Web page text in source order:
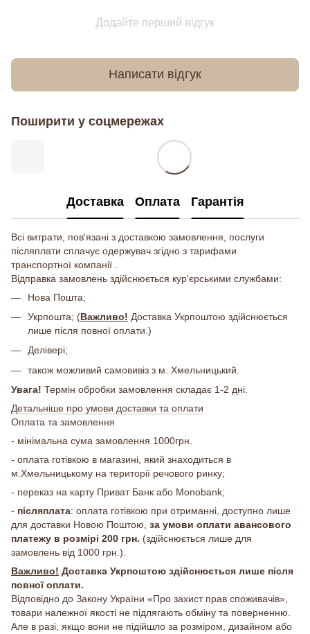
Додайте перший відгук
Написати відгук
Поширити у соцмережах
Доставка Оплата Гарантія
Всі витрати, пов'язані з доставкою замовлення, послуги
післяплати сплачує одержувач згідно з тарифами
транспортної компанії .
Відправка замовлень здійснюється кур'єрськими службами:
Нова Пошта;
Укрпошта; (Важливо! Доставка Укрпоштою здійснюється
лише після повної оплати.)
Делівері;
також можливий самовивіз з м. Хмельницький.
Увага! Термін обробки замовлення складає 1-2 дні.
Детальніше про умови доставки та оплати
Оплата та замовлення
- мінімальна сума замовлення 1000грн.
- оплата готівкою в магазині, який знаходиться в
м.Хмельницькому на території речового ринку;
- переказ на карту Приват Банк або Monobank;
- післяплата: оплата готівкою при отриманні, доступно лише
для доставки Новою Поштою, за умови оплати авансового
платежу в розмірі 200 грн. (здійснюється лише для
замовлень від 1000 грн.).
Важливо! Доставка Укрпоштою здійснюється лише після
повної оплати.
Відповідно до Закону України «Про захист прав споживачів»,
товари належної якості не підлягають обміну та поверненню.
Але в разі, якщо вони не підійшло за розміром, дизайном або